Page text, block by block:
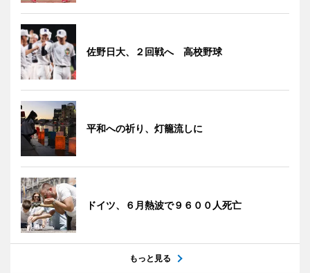
佐野日大、２回戦へ 高校野球
平和への祈り、灯籠流しに
ドイツ、６月熱波で９６００人死亡
もっと見る